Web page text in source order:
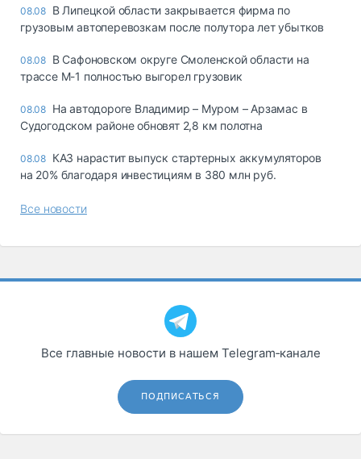
08.08 В Липецкой области закрывается фирма по
грузовым автоперевозкам после полутора лет убытков
08.08 В Сафоновском округе Смоленской области на
трассе М-1 полностью выгорел грузовик
08.08 На автодороге Владимир – Муром – Арзамас в
Судогодском районе обновят 2,8 км полотна
08.08 КАЗ нарастит выпуск стартерных аккумуляторов
на 20% благодаря инвестициям в 380 млн руб.
Все новости
Все главные новости в нашем Telegram‑канале
ПОДПИСАТЬСЯ